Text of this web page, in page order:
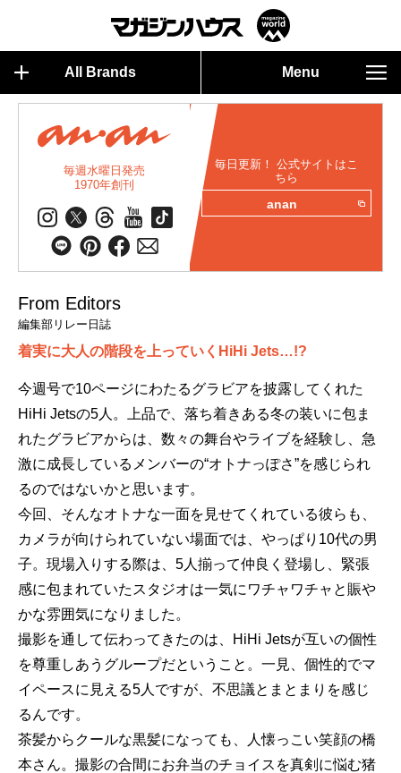
All Brands Menu
毎週水曜日発売
1970年創刊
毎日更新！ 公式サイトはこ
ちら
anan
From Editors
編集部リレー日誌
着実に大人の階段を上っていくHiHi Jets…!?
今週号で10ページにわたるグラビアを披露してくれた
HiHi Jetsの5人。上品で、落ち着きある冬の装いに包ま
れたグラビアからは、数々の舞台やライブを経験し、急
激に成長しているメンバーの“オトナっぽさ”を感じられ
るのではないかと思います。
今回、そんなオトナな一面を見せてくれている彼らも、
カメラが向けられていない場面では、やっぱり10代の男
子。現場入りする際は、5人揃って仲良く登場し、緊張
感に包まれていたスタジオは一気にワチャワチャと賑や
かな雰囲気になりました。
撮影を通して伝わってきたのは、HiHi Jetsが互いの個性
を尊重しあうグループだということ。一見、個性的でマ
イペースに見える5人ですが、不思議とまとまりを感じ
るんです。
茶髪からクールな黒髪になっても、人懐っこい笑顔の橋
本さん。撮影の合間にお弁当のチョイスを真剣に悩む猪